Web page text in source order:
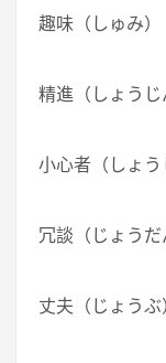
趣味（し
精進（し
小心者（しょ
冗談（じ
丈夫（じ